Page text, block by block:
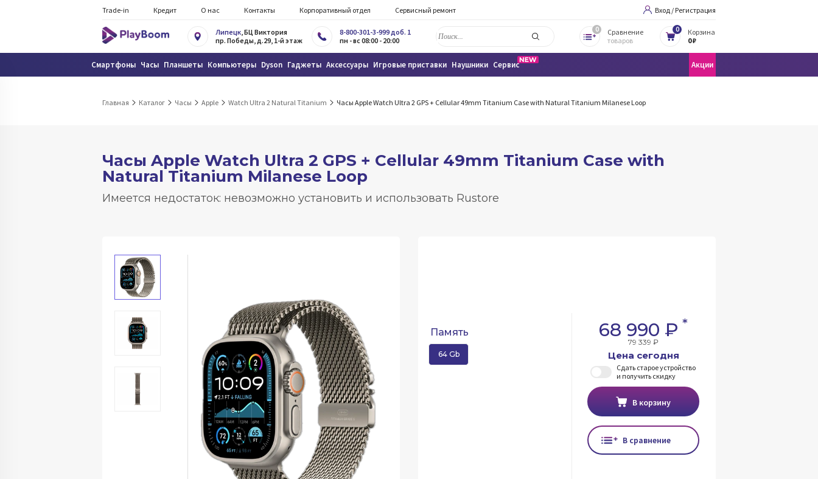
Trade-in Кредит О нас Контакты Корпоративный отдел Сервисный ремонт Вход / Регистрация
Липецк, БЦ Виктория
пр. Победы, д.29, 1-й этаж
8-800-301-3-999 доб. 1
пн - вс 08:00 - 20:00
0
Сравнение
товаров
0
Корзина
0 ₽
Смартфоны Часы Планшеты Компьютеры Dyson Гаджеты Аксессуары Игровые приставки Наушники Сервис Акции
Главная Каталог Часы Apple Watch Ultra 2 Natural Titanium Часы Apple Watch Ultra 2 GPS + Cellular 49mm Titanium Case with Natural Titanium Milanese Loop
Часы Apple Watch Ultra 2 GPS + Cellular 49mm Titanium Case with
Natural Titanium Milanese Loop
Имеется недостаток: невозможно установить и использовать Rustore
Память
64 Gb
68 990 ₽ *
79 339 ₽
Цена сегодня
Сдать старое устройство
и получить скидку
В корзину
В сравнение